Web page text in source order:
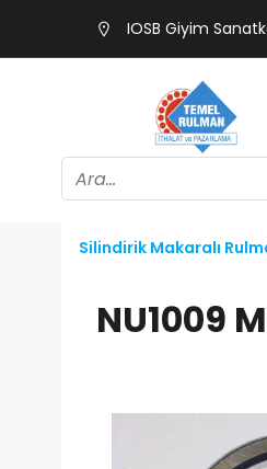
IOSB Giyim
Silindirik Makaralı
NU1009